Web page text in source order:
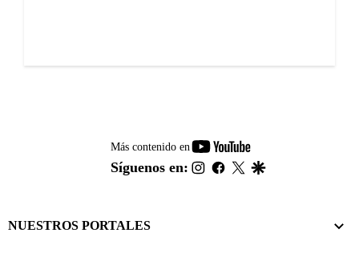
Más contenido en
youtube-
footer
Síguenos en: instagram
facebook
twitter
NUESTROS PORTALES